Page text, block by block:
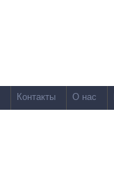
Контакты О нас